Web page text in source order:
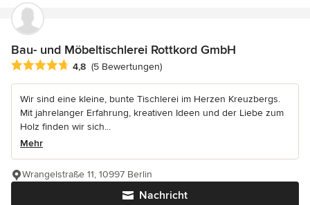
Bau- und Möbeltischlerei Rottkord GmbH
Durchschnittliche Bewertung: 4.8 von 5 Sternen
4,8 (5 Bewertungen)
Wir sind eine kleine, bunte Tischlerei im Herzen Kreuzbergs.
Mit jahrelanger Erfahrung, kreativen Ideen und der Liebe zum
Holz finden wir sich...
Mehr
Nachricht
Wrangelstraße 11, 10997 Berlin